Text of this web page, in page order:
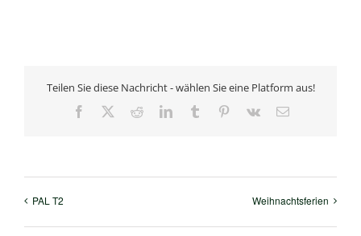
Teilen Sie diese Nachricht - wählen Sie eine Platform aus!
Facebook RedditLinkedInTumblr Pinterest
Vk
E-
PAL T2 Weihnachtsferien